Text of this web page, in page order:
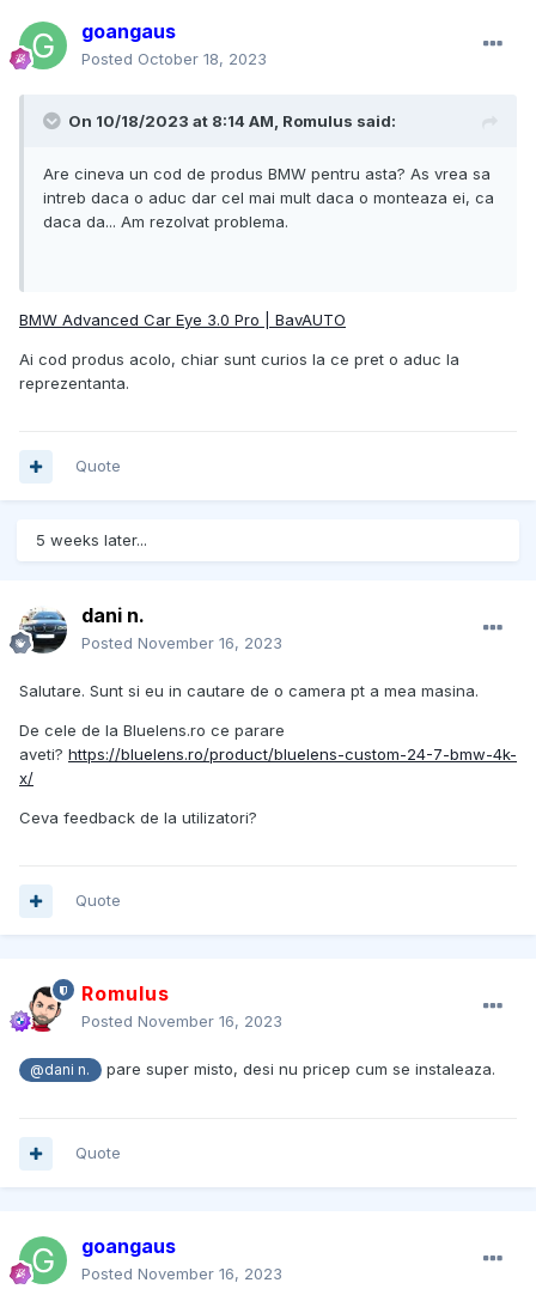
goangaus
Posted October 18, 2023
On 10/18/2023 at 8:14 AM, Romulus said:
Are cineva un cod de produs BMW pentru asta? As vrea sa
intreb daca o aduc dar cel mai mult daca o monteaza ei, ca
daca da... Am rezolvat problema.
BMW Advanced Car Eye 3.0 Pro | BavAUTO
Ai cod produs acolo, chiar sunt curios la ce pret o aduc la
reprezentanta.
Quote
5 weeks later...
dani n.
Posted November 16, 2023
Salutare. Sunt si eu in cautare de o camera pt a mea masina.
De cele de la Bluelens.ro ce parare
aveti? https://bluelens.ro/product/bluelens-custom-24-7-bmw-4k-
x/
Ceva feedback de la utilizatori?
Quote
Romulus
Posted November 16, 2023
@dani n. pare super misto, desi nu pricep cum se instaleaza.
Quote
goangaus
Posted November 16, 2023